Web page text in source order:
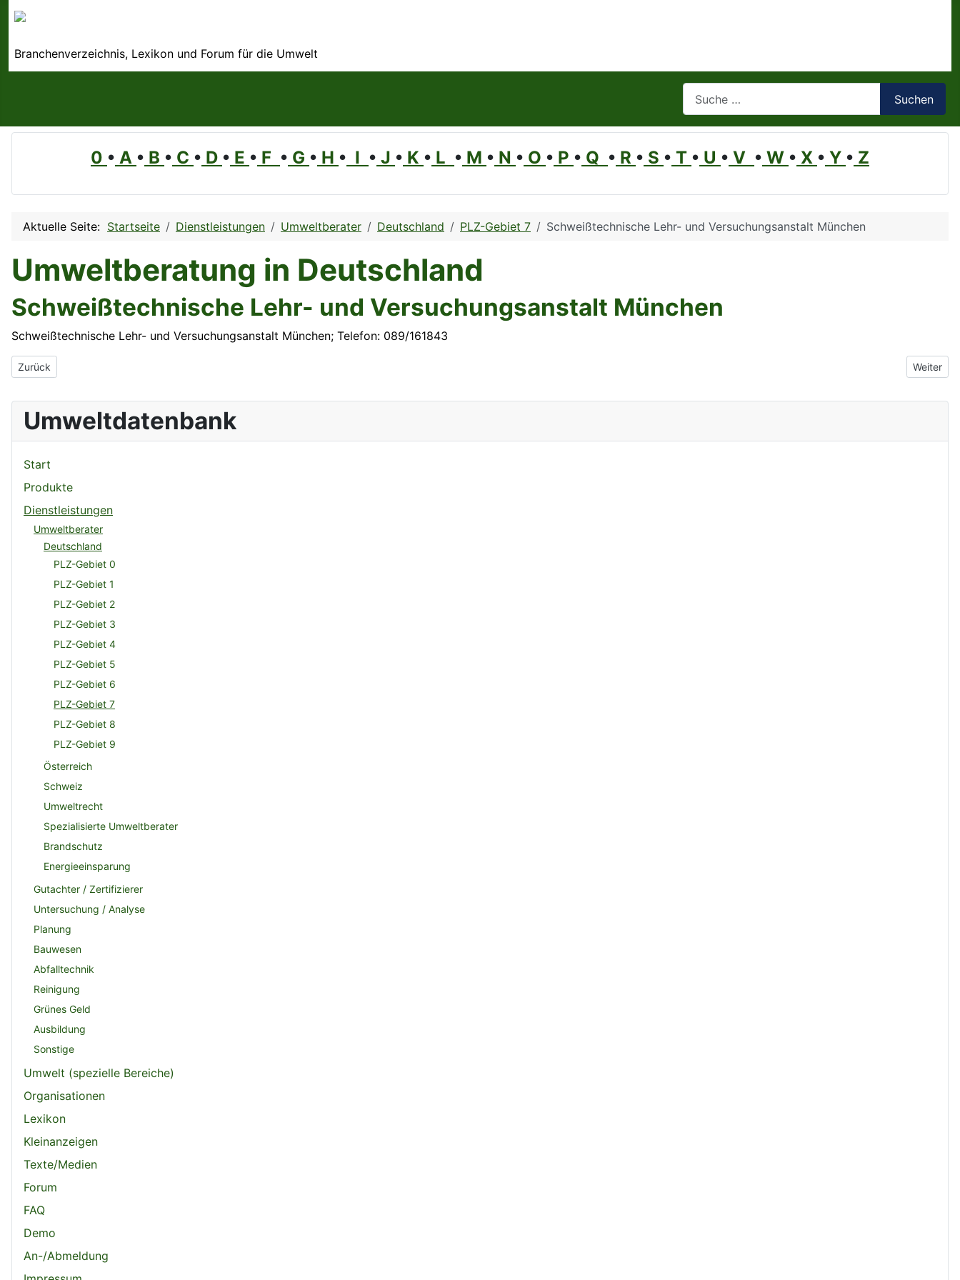
Branchenverzeichnis, Lexikon und Forum für die Umwelt
Suchen
0 • A • B • C • D • E • F • G • H • I • J • K • L • M • N • O • P • Q • R • S • T • U • V • W • X • Y • Z
Aktuelle Seite: Startseite Dienstleistungen Umweltberater Deutschland PLZ-Gebiet 7 Schweißtechnische Lehr- und Versuchungsanstalt München
Umweltberatung in Deutschland
Schweißtechnische Lehr- und Versuchungsanstalt München
Schweißtechnische Lehr- und Versuchungsanstalt München; Telefon: 089/161843
Vorheriger Beitrag: Schwabconcept Produkt + Design
Zurück Nächster
Weiter
Umweltdatenbank
Start
Produkte
Dienstleistungen
Umweltberater
Deutschland
PLZ-Gebiet 0
PLZ-Gebiet 1
PLZ-Gebiet 2
PLZ-Gebiet 3
PLZ-Gebiet 4
PLZ-Gebiet 5
PLZ-Gebiet 6
PLZ-Gebiet 7
PLZ-Gebiet 8
PLZ-Gebiet 9
Österreich
Schweiz
Umweltrecht
Spezialisierte Umweltberater
Brandschutz
Energieeinsparung
Gutachter / Zertifizierer
Untersuchung / Analyse
Planung
Bauwesen
Abfalltechnik
Reinigung
Grünes Geld
Ausbildung
Sonstige
Umwelt (spezielle Bereiche)
Organisationen
Lexikon
Kleinanzeigen
Texte/Medien
Forum
FAQ
Demo
An-/Abmeldung